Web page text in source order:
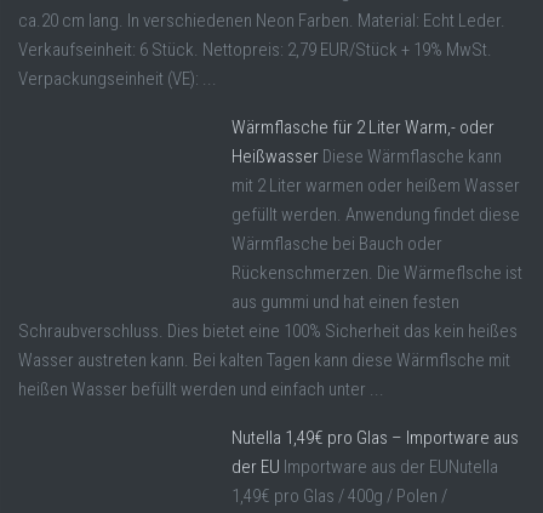
ca.20 cm lang. In verschiedenen Neon Farben. Material: Echt Leder.
Verkaufseinheit: 6 Stück. Nettopreis: 2,79 EUR/Stück + 19% MwSt.
Verpackungseinheit (VE): ...
Wärmflasche für 2 Liter Warm,- oder
Heißwasser Diese Wärmflasche kann
mit 2 Liter warmen oder heißem Wasser
gefüllt werden. Anwendung findet diese
Wärmflasche bei Bauch oder
Rückenschmerzen. Die Wärmeflsche ist
aus gummi und hat einen festen
Schraubverschluss. Dies bietet eine 100% Sicherheit das kein heißes
Wasser austreten kann. Bei kalten Tagen kann diese Wärmflsche mit
heißen Wasser befüllt werden und einfach unter ...
Nutella 1,49€ pro Glas – Importware aus
der EU Importware aus der EUNutella
1,49€ pro Glas / 400g / Polen /